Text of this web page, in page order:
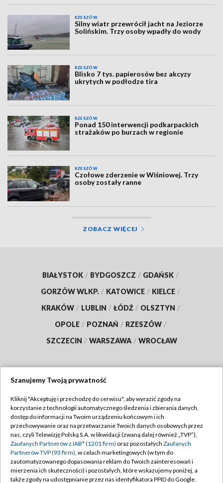
RZESZÓW
Silny wiatr przewrócił jacht na Jeziorze
Solińskim. Trzy osoby wpadły do wody
RZESZÓW
Blisko 7 tys. papierosów bez akcyzy
ukrytych w podłodze tira
RZESZÓW
Ponad 150 interwencji podkarpackich
strażaków po burzach w regionie
RZESZÓW
Czołowe zderzenie w Wiśniowej. Trzy
osoby zostały ranne
ZOBACZ WIĘCEJ
BIAŁYSTOK / BYDGOSZCZ / GDAŃSK /
GORZÓW WLKP. / KATOWICE / KIELCE /
KRAKÓW / LUBLIN / ŁÓDŹ / OLSZTYN /
OPOLE / POZNAŃ / RZESZÓW /
SZCZECIN / WARSZAWA / WROCŁAW
TVP
Abonament TVP
Emisja w TVP
Centrum informacji TVP
Naziemna Telewizja Cyfrowa
Regulamin TVP
Polityka prywatności
Moje zgody
Pomoc
Szanujemy Twoją prywatność
Kliknij "Akceptuję i przechodzę do serwisu", aby wyrazić zgody na
korzystanie z technologii automatycznego śledzenia i zbierania danych,
dostęp do informacji na Twoim urządzeniu końcowym i ich
przechowywanie oraz na przetwarzanie Twoich danych osobowych przez
nas, czyli Telewizję Polską S.A. w likwidacji (zwaną dalej również „TVP”),
Zaufanych Partnerów z IAB* (1201 firm) oraz pozostałych Zaufanych
Partnerów TVP (93 firm), w celach marketingowych (w tym do
zautomatyzowanego dopasowania reklam do Twoich zainteresowań i
mierzenia ich skuteczności) i pozostałych, które wskazujemy poniżej, a
także zgody na udostępnianie przez nas identyfikatora PPID do Google.